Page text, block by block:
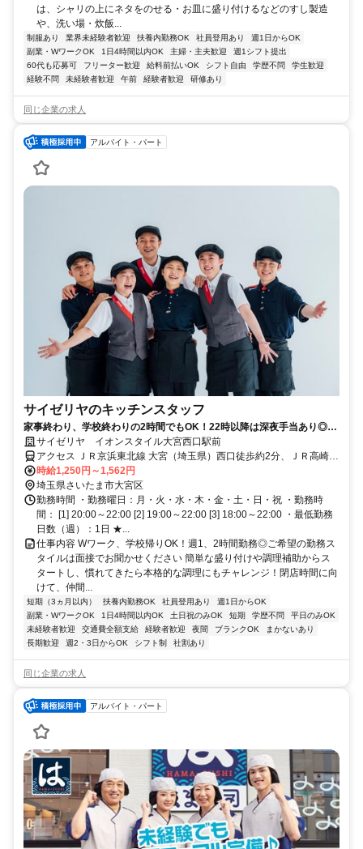
は、シャリの上にネタをのせる・お皿に盛り付けるなどのすし製造
や、洗い場・炊飯...
制服あり 業界未経験者歓迎 扶養内勤務OK 社員登用あり
週1日からOK
副業・WワークOK
1日4時間以内OK 主婦・主夫歓迎
週1シフト提出
60代も応募可
フリーター歓迎 給料前払いOK シフト自由 学歴不問
学生歓迎
経験不問
未経験者歓迎 午前 経験者歓迎 研修あり
同じ企業の求人
アルバイト・パート
サイゼリヤのキッチンスタッフ
家事終わり、学校終わりの2時間でもOK！22時以降は深夜手当あり◎短
時間で稼ごう※接客あり
サイゼリヤ イオンスタイル大宮西口駅前
アクセス ＪＲ京浜東北線 大宮（埼玉県）西口徒歩約2分、ＪＲ高崎線
大宮（埼玉県）西口徒歩約2分
時給1,250円～1,562円
埼玉県さいたま市大宮区
勤務時間 ・勤務曜日：月・火・水・木・金・土・日・祝 ・勤務時
間： [1] 20:00～22:00 [2] 19:00～22:00 [3] 18:00～22:00 ・最低勤務
日数（週）：1日 ★...
仕事内容 Wワーク、学校帰りOK！週1、2時間勤務◎ご希望の勤務ス
タイルは面接でお聞かせください 簡単な盛り付けや調理補助からス
タートし、慣れてきたら本格的な調理にもチャレンジ！閉店時間に向
けて、仲間...
短期（3ヵ月以内） 扶養内勤務OK 社員登用あり
週1日からOK
副業・WワークOK
1日4時間以内OK 土日祝のみOK 短期 学歴不問
平日のみOK
未経験者歓迎
交通費全額支給 経験者歓迎 夜間 ブランクOK
まかないあり
長期歓迎
週2・3日からOK シフト制 社割あり
同じ企業の求人
アルバイト・パート